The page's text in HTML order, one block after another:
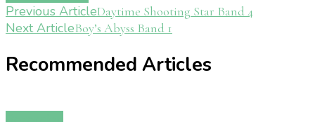
Post
Navigation
Previous ArticleDaytime Shooting Star Band 4
Next ArticleBoy’s Abyss Band 1
Recommended Articles